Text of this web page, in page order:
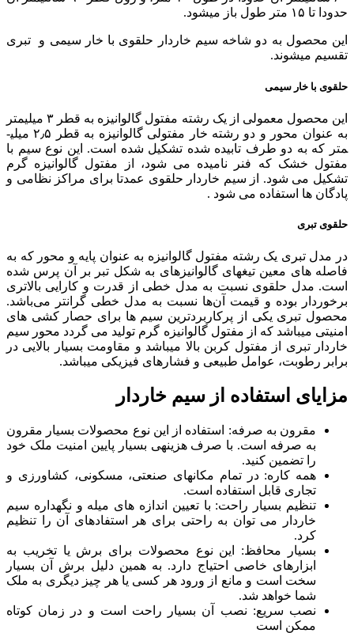
حدودا تا ۱۵ متر طول باز می­شود.
این محصول به دو شاخه سیم خاردار حلقوی با خار سیمی و تبری
تقسیم می­شوند.
حلقوی با خار سیمی
این محصول معمولی از یک رشته مفتول گالوانیزه به قطر ۳ میلیمتر
به عنوان محور و دو رشته خار مفتولی گالوانیزه به قطر ۲٫۵ میلی­
متر که به دو طرف تابیده شده تشکیل شده است. این نوع سیم با
مفتول خشک که فنر نامیده می شود، از مفتول گالوانیزه گرم
تشکیل می شود. از سیم خاردار حلقوی عمدتا برای مراکز نظامی و
پادگان ها استفاده می شود .
حلقوی تبری
در مدل تبری یک رشته مفتول گالوانیزه به عنوان پایه و محور که به
فاصله ­های معین تیغ­های گالوانیزه­ای به شکل تبر بر آن پرس شده
است. مدل حلقوی نسبت به مدل خطی از قدرت و کارایی بالاتری
برخوردار بوده و قیمت آن‌­ها نسبت به مدل خطی گرانتر می‌­باشد.
محصول تبری یکی از پرکاربرد­ترین سیم­ ها برای حصار کشی­ های
امنیتی می­باشد که از مفتول گالوانیزه گرم تولید می گردد محور سیم
خاردار تبری از مفتول کربن بالا می­باشد و مقاومت بسیار بالایی در
برابر رطوبت­، عوامل طبیعی و فشارهای فیزیکی می­باشد.
مزایای استفاده از سیم خاردار
مقرون به صرفه: استفاده از این نوع محصولات بسیار مقرون
به صرفه است. با صرف هزینه­ی بسیار پایین امنیت ملک خود
را تضمین کنید.
همه­ کاره: در تمام مکان­های صنعتی، مسکونی، کشاورزی و
تجاری قابل استفاده است.
تنظیم بسیار راحت: با تعیین اندازه­ های میله و نگهداره سیم
خاردار می توان به راحتی برای هر استفاده­ای آن را تنظیم
کرد.
بسیار محافظ: این نوع محصولات برای برش یا تخریب به
ابزارهای خاصی احتیاج دارد. به همین دلیل برش آن بسیار
سخت است و مانع از ورود هر کسی یا هر چیز دیگری به ملک
شما خواهد شد.
نصب سریع: نصب آن بسیار راحت است و در زمان کوتاه
ممکن است